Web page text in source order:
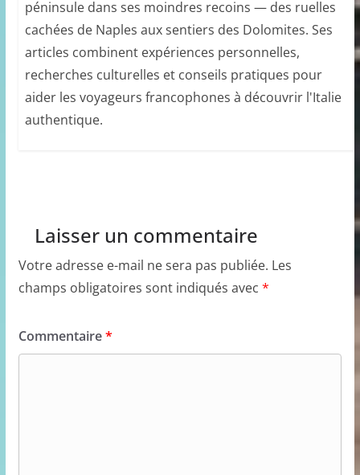
péninsule dans ses moindres recoins — des ruelles
cachées de Naples aux sentiers des Dolomites. Ses
articles combinent expériences personnelles,
recherches culturelles et conseils pratiques pour
aider les voyageurs francophones à découvrir l'Italie
authentique.
Laisser un commentaire
Votre adresse e-mail ne sera pas publiée. Les
champs obligatoires sont indiqués avec *
Commentaire*